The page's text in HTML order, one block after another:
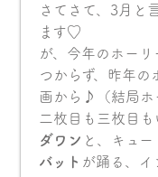
さてさて、3月と
ます♡
が、今年のホー
つからず、昨年
画から♪（結局ホ
二枚目も三枚目
ダワン と、キュ
バット が踊る、イ